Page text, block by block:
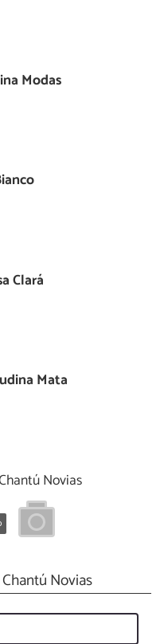
Modas
Clará
Mata
Novias
Novias